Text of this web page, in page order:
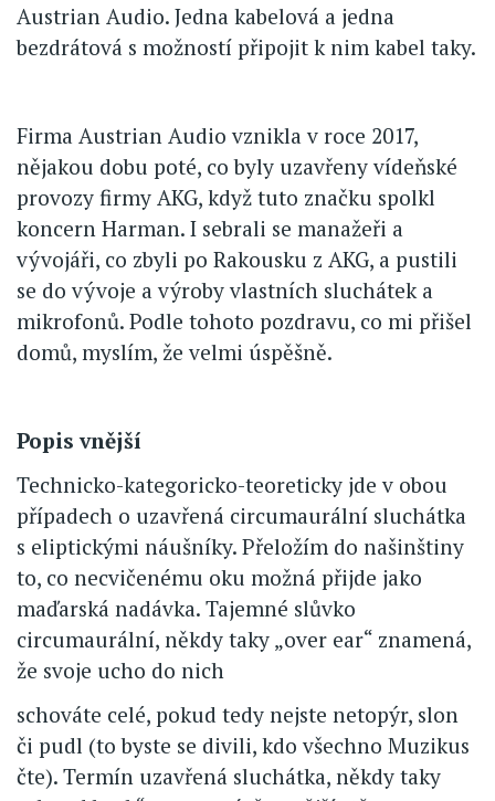
Austrian Audio. Jedna kabelová a jedna
bezdrátová s možností připojit k nim kabel taky.
Firma Austrian Audio vznikla v roce 2017,
nějakou dobu poté, co byly uzavřeny vídeňské
provozy firmy AKG, když tuto značku spolkl
koncern Harman. I sebrali se manažeři a
vývojáři, co zbyli po Rakousku z AKG, a pustili
se do vývoje a výroby vlastních sluchátek a
mikrofonů. Podle tohoto pozdravu, co mi přišel
domů, myslím, že velmi úspěšně.
Popis vnější
Technicko-kategoricko-teoreticky jde v obou
případech o uzavřená circumaurální sluchátka
s eliptickými náušníky. Přeložím do našinštiny
to, co necvičenému oku možná přijde jako
maďarská nadávka. Tajemné slůvko
circumaurální, někdy taky „over ear“ znamená,
že svoje ucho do nich
schováte celé, pokud tedy nejste netopýr, slon
či pudl (to byste se divili, kdo všechno Muzikus
čte). Termín uzavřená sluchátka, někdy taky